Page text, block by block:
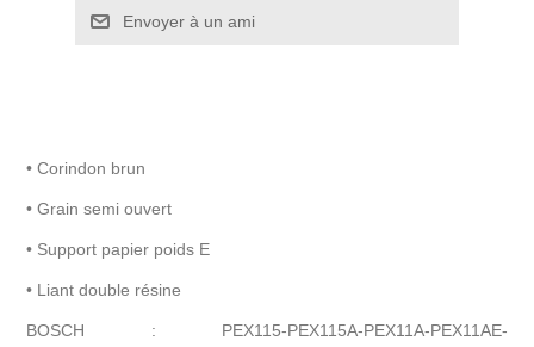
• Corindon brun
• Grain semi ouvert
• Support papier poids E
• Liant double résine
BOSCH : PEX115-PEX115A-PEX11A-PEX11AE-